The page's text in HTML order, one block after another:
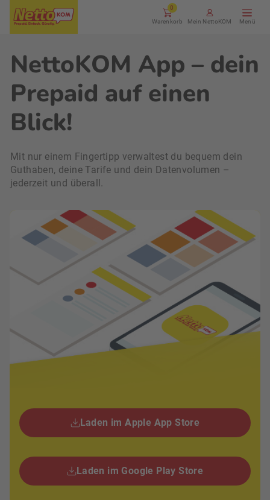
0
Warenkorb Mein NettoKOM
NettoKOM App – dein
Prepaid auf einen
Blick!
Mit nur einem Fingertipp verwaltest du bequem dein
Guthaben, deine Tarife und dein Datenvolumen –
jederzeit und überall.
Laden im Apple App Store
Laden im Google Play Store